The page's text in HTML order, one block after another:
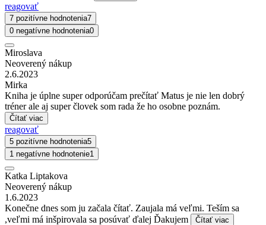
reagovať
7 pozitívne hodnotenia7
0 negatívne hodnotenia0
Miroslava
Neoverený nákup
2.6.2023
Mirka
Kniha je úplne super odporúčam prečítať Matus je nie len dobrý
tréner ale aj super človek som rada že ho osobne poznám.
Čítať viac
reagovať
5 pozitívne hodnotenia5
1 negatívne hodnotenie1
Katka Liptakova
Neoverený nákup
1.6.2023
Konečne dnes som ju začala čítať. Zaujala má veľmi. Teším sa
,veľmi má inšpirovala sa posúvať ďalej Ďakujem
Čítať viac